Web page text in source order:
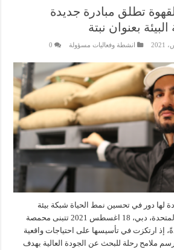
تطلق مبادرة جديدة
بعنوان نبتة
انشطة وفعاليات مسؤولة
0
لها دور في تحسين نمط الحياة شبكة بيئة
ابوظبي، الامارات العربية المتحدة، دبي، 18 اغسطس 2021 تتبنى محمصة
إذ ارتكزت في تأسيسها على احتياجات واقعية
ملامح رحلة للبحث عن الجودة العالية بهدف